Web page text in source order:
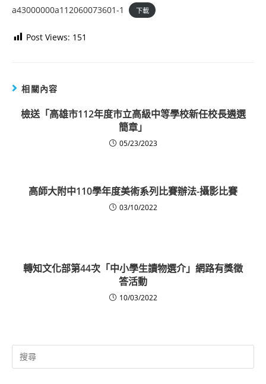
a43000000a112060073601-1 下載
Post Views: 151
相關內容
檢送「高雄市112年度市立高級中等學校新任校長遴選
簡章」
05/23/2023
高師大附中110學年度美術系列比賽辦法-攝影比賽
03/10/2022
轉知文化部第44次「中小學生讀物選介」網路有獎徵
答活動
10/03/2022
Search
for: